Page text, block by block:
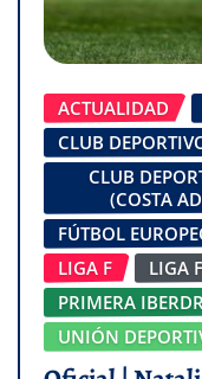
ACTUALIDAD
CLUB
CLUB
(COSTA
FÚTBOL
LIGA F
LIGA
PRIMERA
UNIÓN